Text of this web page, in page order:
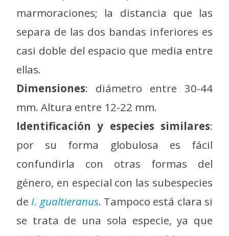
marmoraciones; la distancia que las
separa de las dos bandas inferiores es
casi doble del espacio que media entre
ellas.
Dimensiones: diámetro entre 30-44
mm. Altura entre 12-22 mm.
Identificación y especies similares:
por su forma globulosa es fácil
confundirla con otras formas del
género, en especial con las subespecies
de I. gualtieranus. Tampoco está clara si
se trata de una sola especie, ya que